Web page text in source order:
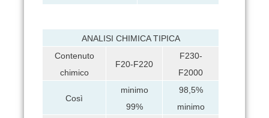
ANALISI CHIMICA TIPICA
Contenuto
chimico
F20-F220
F230-
F2000
Così
minimo
99%
98,5%
minimo